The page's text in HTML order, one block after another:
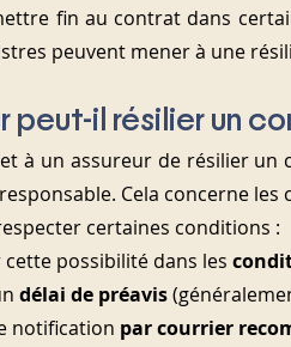
fin au contrat dans
peuvent mener à une
peut-il résilier un
à un assureur de résilier
Cela concerne les
certaines conditions :
possibilité dans les
délai de préavis
notification par courrier